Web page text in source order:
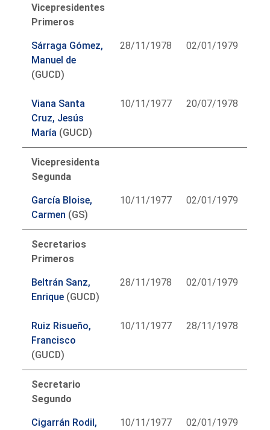
Vicepresidentes
Primeros
Sárraga Gómez,
Manuel de
(GUCD)
28/11/1978 02/01/1979
Viana Santa
Cruz, Jesús
María (GUCD)
10/11/1977 20/07/1978
Vicepresidenta
Segunda
García Bloise,
Carmen (GS)
10/11/1977 02/01/1979
Secretarios
Primeros
Beltrán Sanz,
Enrique (GUCD)
28/11/1978 02/01/1979
Ruiz Risueño,
Francisco
(GUCD)
10/11/1977 28/11/1978
Secretario
Segundo
Cigarrán Rodil,
10/11/1977 02/01/1979